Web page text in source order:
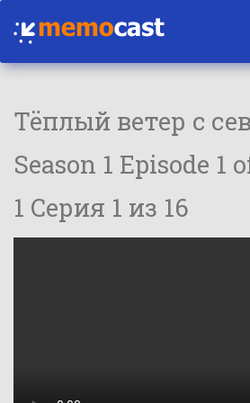
Тёплый ветер с
Season 1 Episode 1
1 Серия 1 из 16